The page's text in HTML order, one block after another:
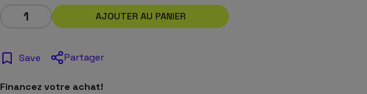
AJOUTER AU PANIER
Save Partager
Financez votre achat!